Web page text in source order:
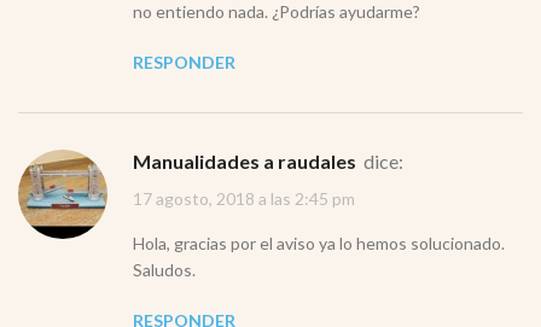
no entiendo nada. ¿Podrías ayudarme?
RESPONDER
Manualidades a raudales dice:
17 agosto, 2018 a las 2:45 pm
Hola, gracias por el aviso ya lo hemos solucionado.
Saludos.
RESPONDER